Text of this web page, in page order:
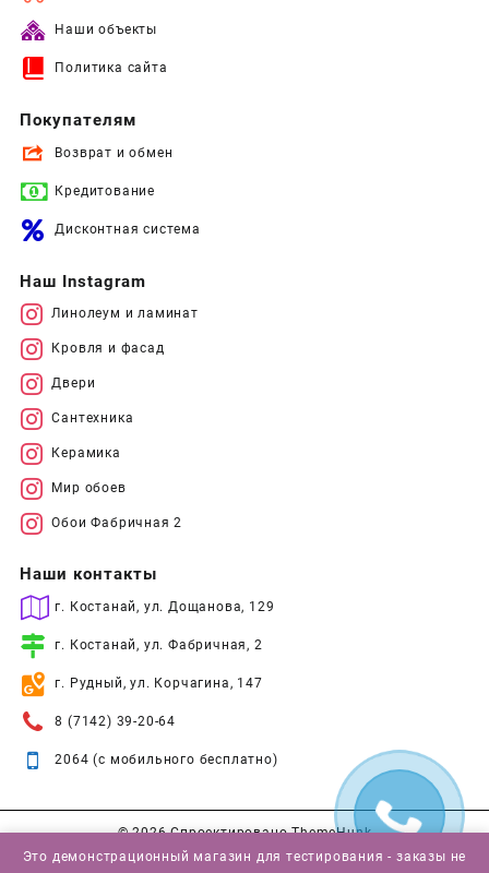
Наши объекты
Политика сайта
Покупателям
Возврат и обмен
Кредитование
Дисконтная система
Наш Instagram
Линолеум и ламинат
Кровля и фасад
Двери
Сантехника
Керамика
Мир обоев
Обои Фабричная 2
Наши контакты
г. Костанай, ул. Дощанова, 129
г. Костанай, ул. Фабричная, 2
г. Рудный, ул. Корчагина, 147
8 (7142) 39-20-64
2064 (с мобильного бесплатно)
© 2026Спроектировано ThemeHunk
Это демонстрационный магазин для тестирования - заказы не